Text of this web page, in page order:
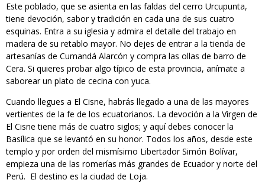
Este poblado, que se asienta en las faldas del cerro Urcupunta,
tiene devoción, sabor y tradición en cada una de sus cuatro
esquinas. Entra a su iglesia y admira el detalle del trabajo en
madera de su retablo mayor. No dejes de entrar a la tienda de
artesanías de Cumandá Alarcón y compra las ollas de barro de
Cera. Si quieres probar algo típico de esta provincia, anímate a
saborear un plato de cecina con yuca.
Cuando llegues a El Cisne, habrás llegado a una de las mayores
vertientes de la fe de los ecuatorianos. La devoción a la Virgen de
El Cisne tiene más de cuatro siglos; y aquí debes conocer la
Basílica que se levantó en su honor. Todos los años, desde este
templo y por orden del mismísimo Libertador Simón Bolívar,
empieza una de las romerías más grandes de Ecuador y norte del
Perú. El destino es la ciudad de Loja.